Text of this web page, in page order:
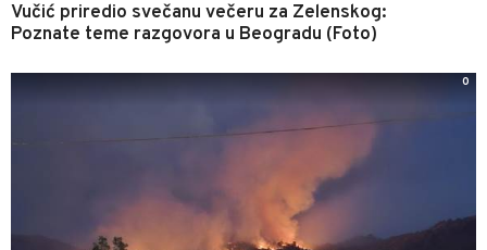
Vučić priredio svečanu večeru za Zelenskog:
Poznate teme razgovora u Beogradu (Foto)
0